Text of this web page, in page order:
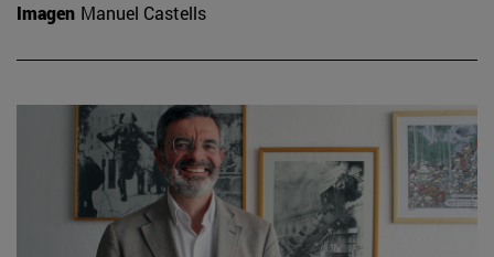
Imagen Manuel Castells